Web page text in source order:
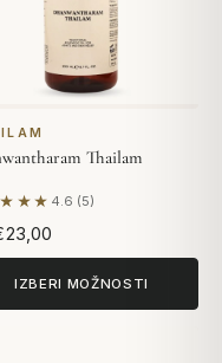
Thailam
4.6 (5)
5 mnenj
IZBERI MOŽNOSTI